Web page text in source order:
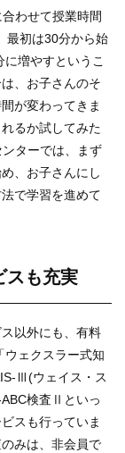
わせて授業時間
最初は30分から始
増やすというこ
、お子さんのそ
が変わってきま
るか試してみた
ターでは、まず
、お子さんにし
で学習を進めて
スも充実
以外にも、有料
ェクスラー式知
Ⅲ(ウェイス・ス
ABC検査Ⅱといっ
スも行っていま
みは、非会員で